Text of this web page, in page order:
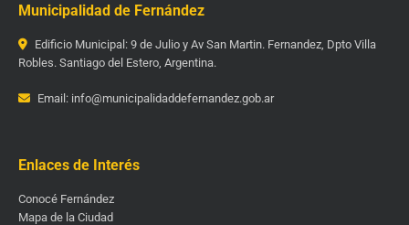
Municipalidad de Fernández
Edificio Municipal: 9 de Julio y Av San Martin. Fernandez, Dpto Villa
Robles. Santiago del Estero, Argentina.
Email: info@municipalidaddefernandez.gob.ar
Enlaces de Interés
Conocé Fernández
Mapa de la Ciudad